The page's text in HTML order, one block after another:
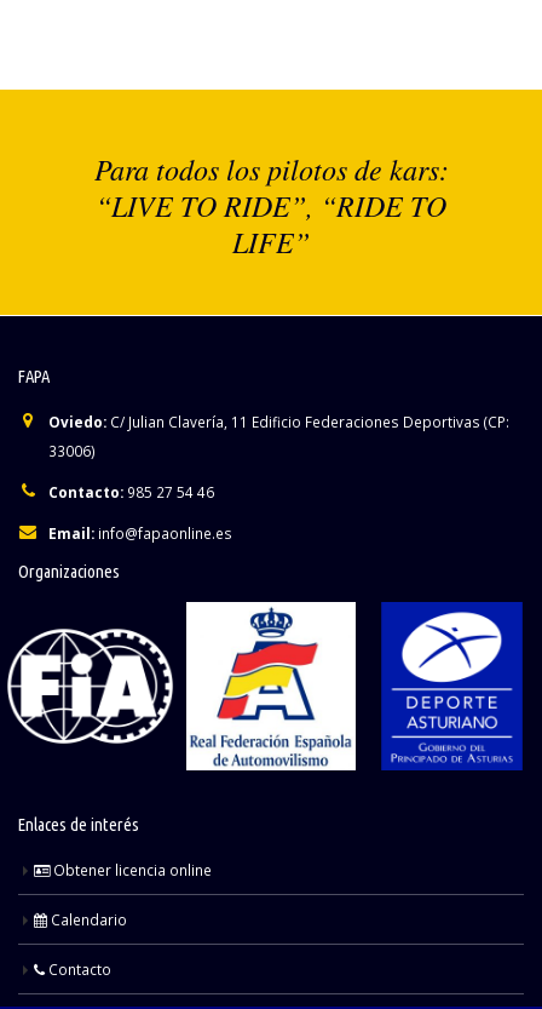
Para todos los pilotos de kars:
“LIVE TO RIDE”, “RIDE TO
LIFE”
FAPA
Oviedo: C/ Julian Clavería, 11 Edificio Federaciones Deportivas (CP:
33006)
Contacto: 985 27 54 46
Email: info@fapaonline.es
Organizaciones
Enlaces de interés
Obtener licencia online
Calendario
Contacto